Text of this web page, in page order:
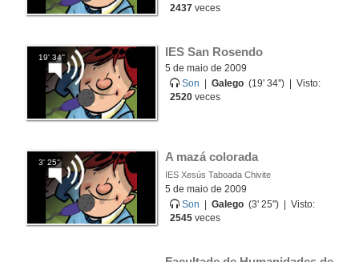
2437 veces
19' 34'' IES San Rosendo
5 de maio de 2009
Son
|Galego (19' 34'') | Visto:
2520 veces
3' 25'' A mazá colorada
IES Xesús Taboada Chivite
5 de maio de 2009
Son
|Galego (3' 25'') | Visto:
2545 veces